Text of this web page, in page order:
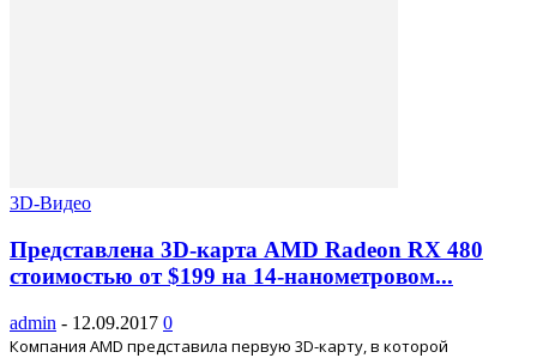
3D-Видео
Представлена 3D-карта AMD Radeon RX 480
стоимостью от $199 на 14-нанометровом...
admin - 12.09.2017 0
Компания AMD представила первую 3D-карту, в которой